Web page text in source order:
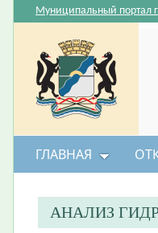
Муниципальный портал
ГЛАВНАЯ
АНАЛИЗ